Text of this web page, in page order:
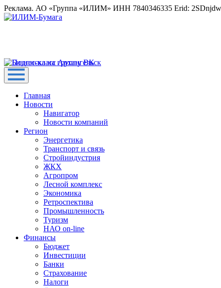
Реклама. АО «Группа «ИЛИМ» ИНН 7840346335 Erid:
Главная
Новости
Навигатор
Новости компаний
Регион
Энергетика
Транспорт и связь
Стройиндустрия
ЖКХ
Агропром
Лесной комплекс
Экономика
Ретроспектива
Промышленность
Туризм
НАО on-line
Финансы
Бюджет
Инвестиции
Банки
Страхование
Налоги